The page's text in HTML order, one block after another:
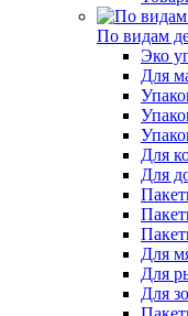
По видам
Эко
Для
Для
Для
Для
Для
Для